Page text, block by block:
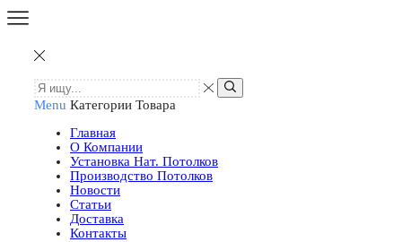
Menu Категории Товара
Главная
О Компании
Установка Нат. Потолков
Производство Потолков
Новости
Статьи
Доставка
Контакты